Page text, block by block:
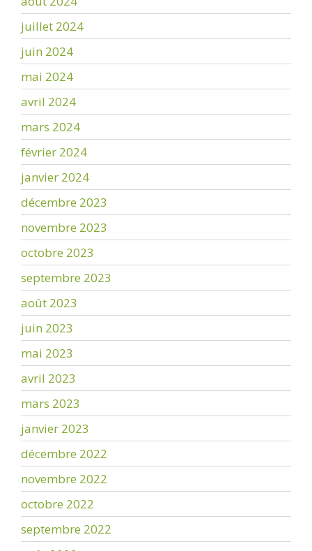
juillet 2024
juin 2024
mai 2024
avril 2024
mars 2024
février 2024
janvier 2024
décembre 2023
novembre 2023
octobre 2023
septembre 2023
août 2023
juin 2023
mai 2023
avril 2023
mars 2023
janvier 2023
décembre 2022
novembre 2022
octobre 2022
septembre 2022